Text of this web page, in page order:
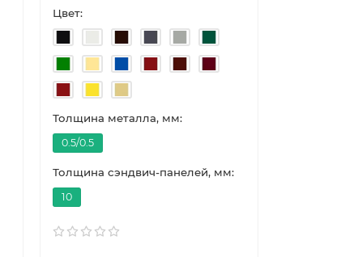
Цвет:
Толщина металла, мм:
0.5/0.5
Толщина сэндвич-панелей, мм:
10